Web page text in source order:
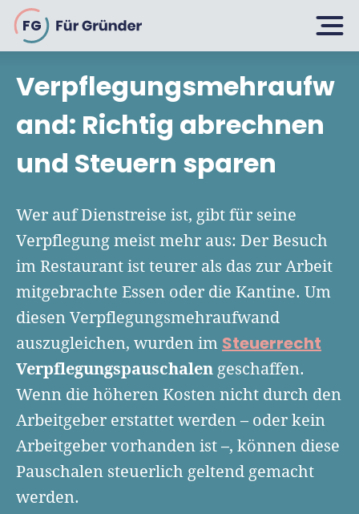
FG
Planen
Selbstständig machen
Bin ich ein Gründer?
Geschäftsmodell entwickeln
Businessplan schreiben
Businessplan-Vorlage & Muster
Finanzplan erstellen
Top 15 Franchise
Die besten Gründerkredite
Gründerwettbewerbe finden
Firma gründen: 10 Tipps
UG gründen
GmbH gründen
Geschäftskonto-Vergleich
Unternehmen anmelden
Schutzrechte anmelden
Kleingewerbe anmelden
Wachsen
6 Tipps zum Start
Fördermittelcheck machen
Kunden gewinnen
Website erstellen
Rechnung schreiben
Buchhaltung erledigen
Finanzieren
Fördermittel
Gründungszuschuss
Kredit für Existenzgründer
Business Angels
Tools
Businessplan-Software
Angebote
Verpflegungsmehraufw
and: Richtig abrechnen
und Steuern sparen
Wer auf Dienstreise ist, gibt für seine
Verpflegung meist mehr aus: Der Besuch
im Restaurant ist teurer als das zur Arbeit
mitgebrachte Essen oder die Kantine. Um
diesen Verpflegungsmehraufwand
auszugleichen, wurden im Steuerrecht
Verpflegungspauschalen geschaffen.
Wenn die höheren Kosten nicht durch den
Arbeitgeber erstattet werden – oder kein
Arbeitgeber vorhanden ist –, können diese
Pauschalen steuerlich geltend gemacht
werden.